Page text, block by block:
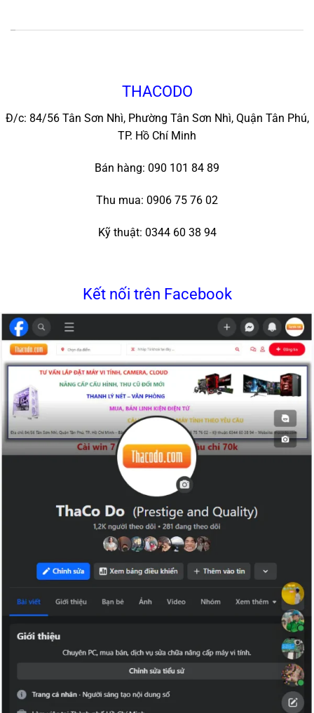
THACODO
Đ/c: 84/56 Tân Sơn Nhì, Phường Tân Sơn Nhì, Quận Tân Phú,
TP. Hồ Chí Minh
Bán hàng: 090 101 84 89
Thu mua: 0906 75 76 02
Kỹ thuật: 0344 60 38 94
Kết nối trên Facebook